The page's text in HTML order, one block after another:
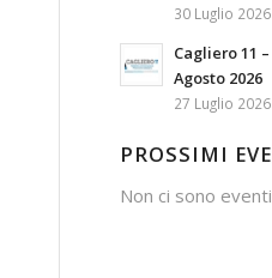
30 Luglio
Cagliero 11
Agosto 2026
27 Luglio 2026
PROSSIMI
Non ci sono